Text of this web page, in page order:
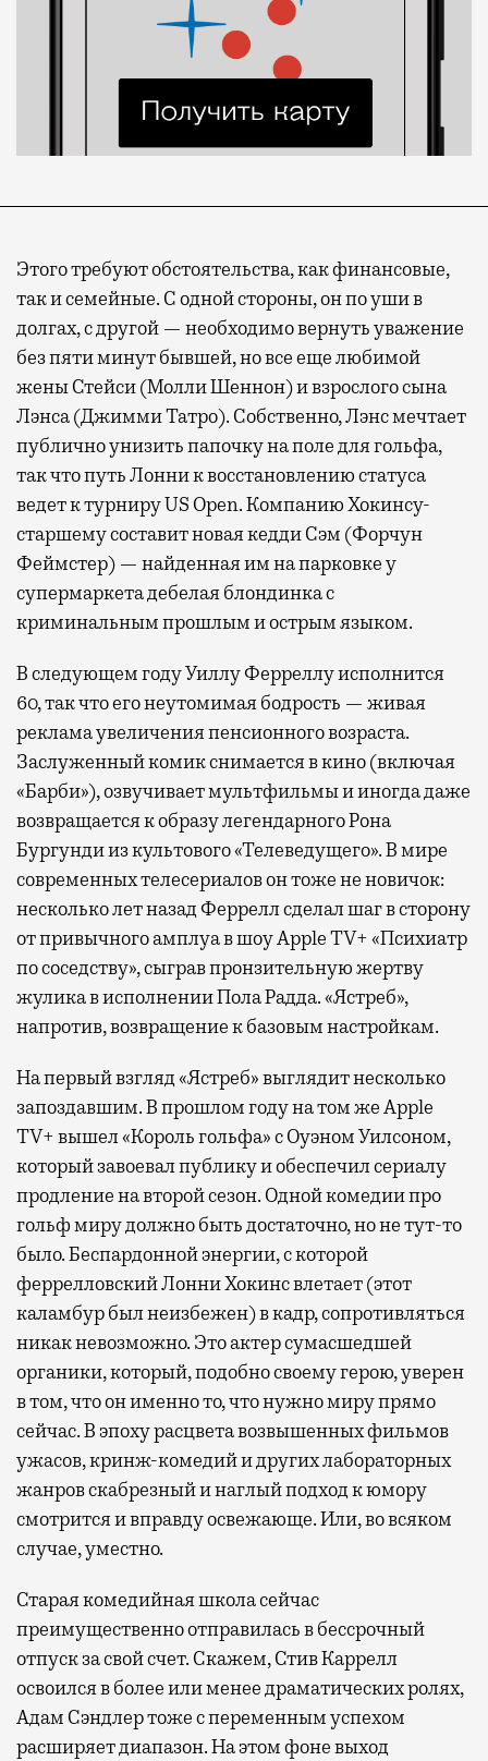
Этого требуют обстоятельства, как финансовые,
так и семейные. С одной стороны, он по уши в
долгах, с другой — необходимо вернуть уважение
без пяти минут бывшей, но все еще любимой
жены Стейси (Молли Шеннон) и взрослого сына
Лэнса (Джимми Татро). Собственно, Лэнс мечтает
публично унизить папочку на поле для гольфа,
так что путь Лонни к восстановлению статуса
ведет к турниру US Open. Компанию Хокинсу-
старшему составит новая кедди Сэм (Форчун
Феймстер) — найденная им на парковке у
супермаркета дебелая блондинка с
криминальным прошлым и острым языком.
В следующем году Уиллу Ферреллу исполнится
60, так что его неутомимая бодрость — живая
реклама увеличения пенсионного возраста.
Заслуженный комик снимается в кино (включая
«Барби»), озвучивает мультфильмы и иногда даже
возвращается к образу легендарного Рона
Бургунди из культового «Телеведущего». В мире
современных телесериалов он тоже не новичок:
несколько лет назад Феррелл сделал шаг в сторону
от привычного амплуа в шоу Apple TV+ «Психиатр
по соседству», сыграв пронзительную жертву
жулика в исполнении Пола Радда. «Ястреб»,
напротив, возвращение к базовым настройкам.
На первый взгляд «Ястреб» выглядит несколько
запоздавшим. В прошлом году на том же Apple
TV+ вышел «Король гольфа» с Оуэном Уилсоном,
который завоевал публику и обеспечил сериалу
продление на второй сезон. Одной комедии про
гольф миру должно быть достаточно, но не тут-то
было. Беспардонной энергии, с которой
феррелловский Лонни Хокинс влетает (этот
каламбур был неизбежен) в кадр, сопротивляться
никак невозможно. Это актер сумасшедшей
органики, который, подобно своему герою, уверен
в том, что он именно то, что нужно миру прямо
сейчас. В эпоху расцвета возвышенных фильмов
ужасов, кринж-комедий и других лабораторных
жанров скабрезный и наглый подход к юмору
смотрится и вправду освежающе. Или, во всяком
случае, уместно.
Старая комедийная школа сейчас
преимущественно отправилась в бессрочный
отпуск за свой счет. Скажем, Стив Каррелл
освоился в более или менее драматических ролях,
Адам Сэндлер тоже с переменным успехом
расширяет диапазон. На этом фоне выход